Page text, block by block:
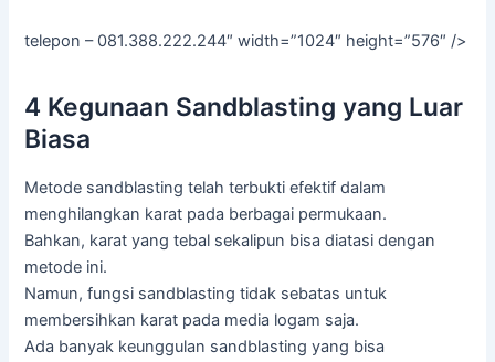
telepon – 081.388.222.244″ width=”1024″ height=”576″ />
4 Kegunaan Sandblasting yang Luar
Biasa
Metode sandblasting telah terbukti efektif dalam
menghilangkan karat pada berbagai permukaan.
Bahkan, karat yang tebal sekalipun bisa diatasi dengan
metode ini.
Namun, fungsi sandblasting tidak sebatas untuk
membersihkan karat pada media logam saja.
Ada banyak keunggulan sandblasting yang bisa